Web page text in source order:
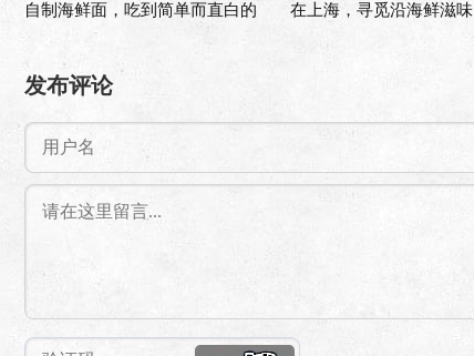
自制海鲜面，吃到简单而直白的
在上海，寻觅沿海鲜滋味
发布评论